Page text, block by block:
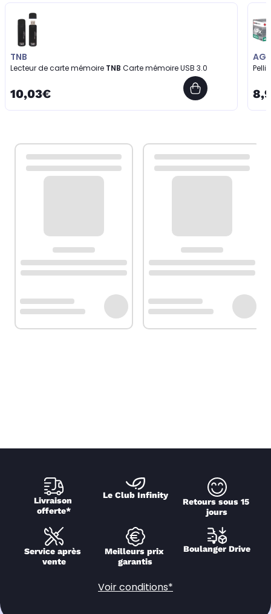
TNB
Lecteur de carte mémoire TNB Carte mémoire USB 3.0
10,03€
Livraison
offerte*
Le Club Infinity
Retours sous 15
jours
Service après
vente
Meilleurs prix
garantis
Boulanger Drive
Voir conditions*